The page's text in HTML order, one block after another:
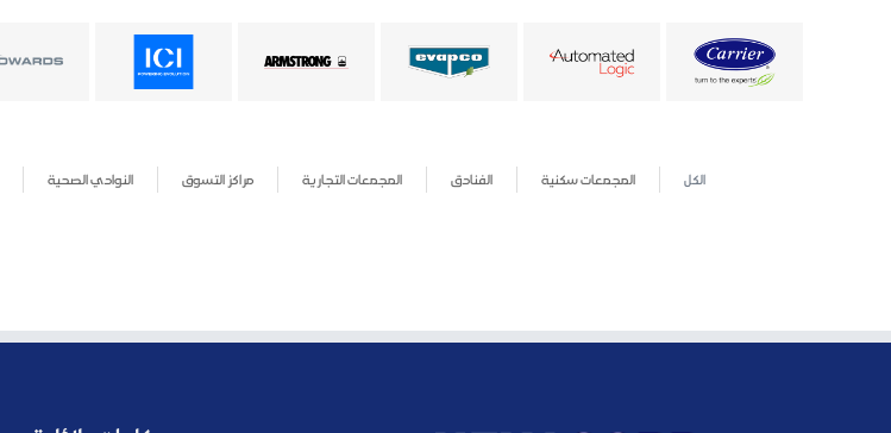
النوادي الصحية مراكز التسوق المجمعات التجارية الفنادق المجمعات سكنية الكل